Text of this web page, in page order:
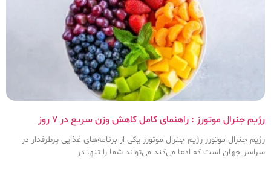
رژیم جنرال موتورز : راهنمای کامل کاهش وزن سریع در ۷ روز
رژیم جنرال موتورز رژیم جنرال موتورز یکی از برنامه‌های غذایی پرطرفدار در
سراسر جهان است که ادعا می‌کند می‌تواند شما را تنها در